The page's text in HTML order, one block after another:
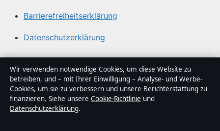
Barrierefreiheitserklärung
Datenschutzerklärung
Über Lagepunkt in Kürze
Lagepunkt ist ein unabhängiger digitaler
Nachrichtenanbieter mit Fokus auf Politik, Wirtschaft,
Technik und Gesellschaft in Deutschland. Jeder Artikel
Wir verwenden notwendige Cookies, um diese Website zu
betreiben, und – mit Ihrer Einwilligung – Analyse- und Werbe-
Cookies, um sie zu verbessern und unsere Berichterstattung zu
finanzieren. Siehe unsere Cookie-Richtlinie und
Datenschutzerklärung.